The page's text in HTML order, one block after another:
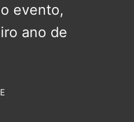
evento,
ano de